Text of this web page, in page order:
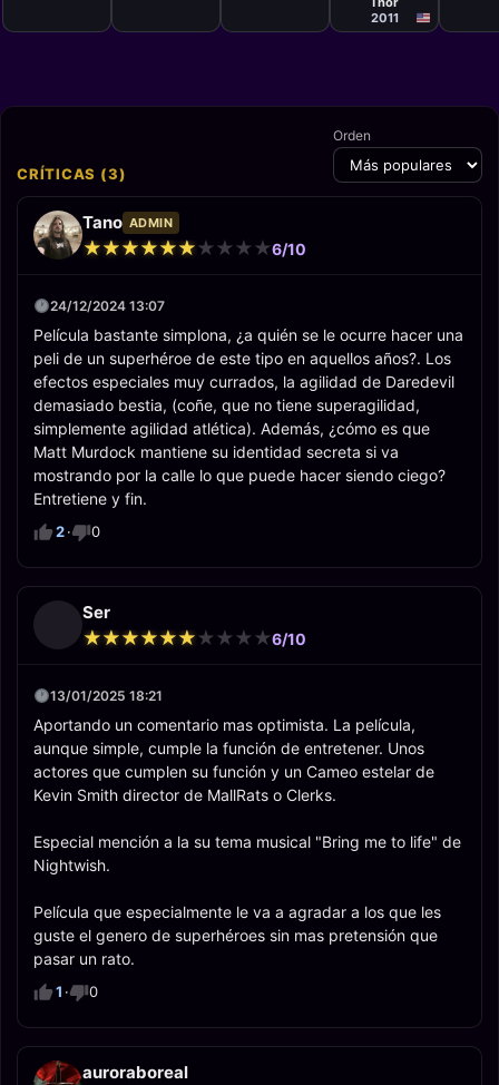
2011
CRÍTICAS (3)
Orden
Tano ADMIN
★
★★
★★
★★
★★
★★
★★
★★
★★
★★
★6/10
24/12/2024 13:07
Película bastante simplona, ¿a quién se le ocurre hacer una
peli de un superhéroe de este tipo en aquellos años?. Los
efectos especiales muy currados, la agilidad de Daredevil
demasiado bestia, (coñe, que no tiene superagilidad,
simplemente agilidad atlética). Además, ¿cómo es que
Matt Murdock mantiene su identidad secreta si va
mostrando por la calle lo que puede hacer siendo ciego?
Entretiene y fin.
2· 0
Ser
★
★★
★★
★★
★★
★★
★★
★★
★★
★★
★6/10
13/01/2025 18:21
Aportando un comentario mas optimista. La película,
aunque simple, cumple la función de entretener. Unos
actores que cumplen su función y un Cameo estelar de
Kevin Smith director de MallRats o Clerks.
Especial mención a la su tema musical "Bring me to life" de
Nightwish.
Película que especialmente le va a agradar a los que les
guste el genero de superhéroes sin mas pretensión que
pasar un rato.
1 · 0
auroraboreal